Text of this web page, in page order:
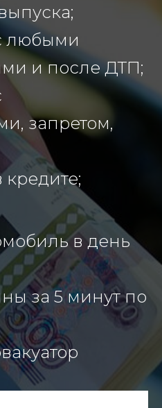
любыми
и после ДТП;
запретом,
в день
за 5 минут по